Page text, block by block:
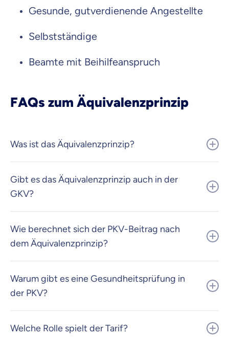
Gesunde, gutverdienende Angestellte
Selbstständige
Beamte mit Beihilfeanspruch
FAQs zum Äquivalenzprinzip
Was ist das Äquivalenzprinzip?
Gibt es das Äquivalenzprinzip auch in der
GKV?
Wie berechnet sich der PKV-Beitrag nach
dem Äquivalenzprinzip?
Warum gibt es eine Gesundheitsprüfung in
der PKV?
Welche Rolle spielt der Tarif?